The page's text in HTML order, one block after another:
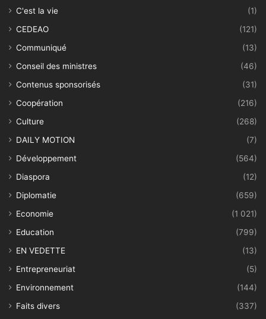
C'est la vie
(1)
CEDEAO
(121)
Communiqué
(13)
Conseil des ministres
(46)
Contenus sponsorisés
(31)
Coopération
(216)
Culture
(268)
DAILY MOTION
(7)
Développement
(564)
Diaspora
(12)
Diplomatie
(659)
Economie
(1 021)
Education
(799)
EN VEDETTE
(13)
Entrepreneuriat
(5)
Environnement
(144)
Faits divers
(337)